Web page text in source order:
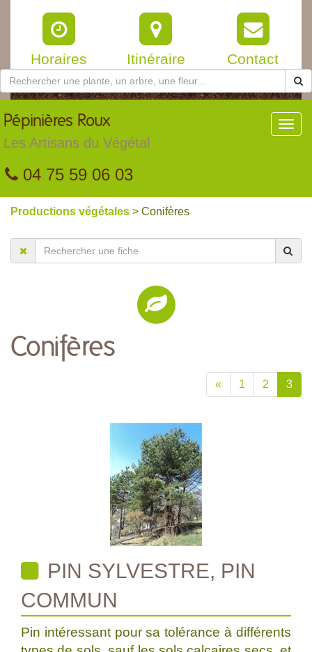
Horaires Itinéraire Contact
Pépinières Roux
Les Artisans du Végétal
04 75 59 06 03
Productions végétales > Conifères
Conifères
« 1 2 3
PIN SYLVESTRE, PIN
COMMUN
Pin intéressant pour sa tolérance à différents